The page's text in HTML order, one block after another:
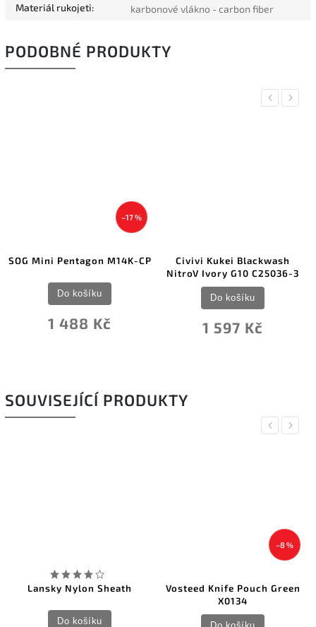
Materiál rukojeti: karbonové vlákno - carbon fiber
PODOBNÉ PRODUKTY
Previous
CP
Civivi Kukei Blackwash
NitroV Ivory G10 C25036-3
1 597 Kč
Do košíku
Lionsteel Skinny
Grey SK01 GY
7 920 Kč
Do košíku
Next
SOUVISEJÍCÍ PRODUKTY
Previous
Sheath
Vosteed Knife Pouch Green
Pakistan
Next